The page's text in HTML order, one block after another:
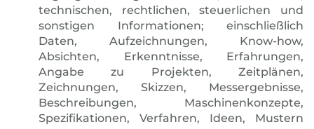
technischen, rechtlichen, steuerlichen und
sonstigen Informationen; einschließlich
Daten, Aufzeichnungen, Know-how,
Absichten, Erkenntnisse, Erfahrungen,
Angabe zu Projekten, Zeitplänen,
Zeichnungen, Skizzen, Messergebnisse,
Beschreibungen, Maschinenkonzepte,
Spezifikationen, Verfahren, Ideen, Mustern